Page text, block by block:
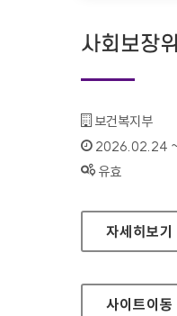
사회보장
기관명 :
보건복지부
인증기간 :
2026.02.24
상태 :
유효
사회보장위
자세히보기
사이트이동